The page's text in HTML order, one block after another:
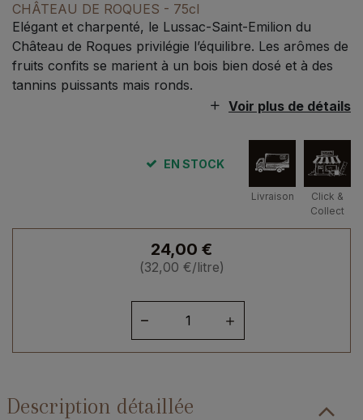
CHÂTEAU DE ROQUES - 75cl
Elégant et charpenté, le Lussac-Saint-Emilion du
Château de Roques privilégie l’équilibre. Les arômes de
fruits confits se marient à un bois bien dosé et à des
tannins puissants mais ronds.
Voir plus de détails
EN STOCK
Livraison
Click &
Collect
24,00 €
(32,00 €/litre)
Bordelais
Emilion
Description détaillée